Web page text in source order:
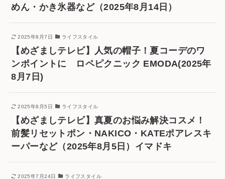
めん・かき氷器など（2025年8月14日）
2025年8月7日 ライフスタイル
【めざましテレビ】人気の帽子！夏コーデのワ
ンポイントに ロペピクニック EMODA(2025年
8月7日)
2025年8月5日 ライフスタイル
【めざましテレビ】真夏のお悩み解決コスメ！
前髪リセットポン・NAKICO・KATEポアレスキ
ーパーなど（2025年8月5日）イマドキ
2025年7月24日 ライフスタイル